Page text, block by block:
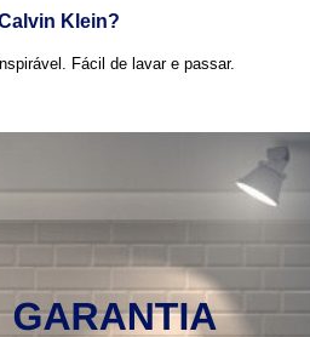
Klein?
Fácil de lavar e passar.